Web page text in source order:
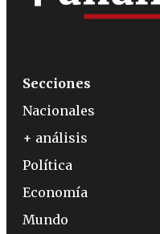
Secciones
Nacionales
+ análisis
Política
Economía
Mundo